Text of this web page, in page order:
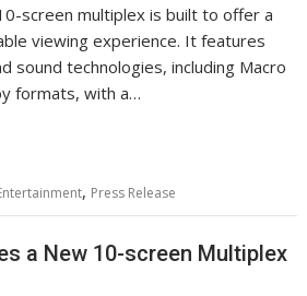
screen multiplex is built to offer a
viewing experience. It features
sound technologies, including Macro
formats, with a…
, Press Release
a New 10-screen Multiplex